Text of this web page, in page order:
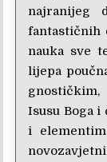
najranijeg
fantastičnih
nauka sve
lijepa
Isusu Boga
i